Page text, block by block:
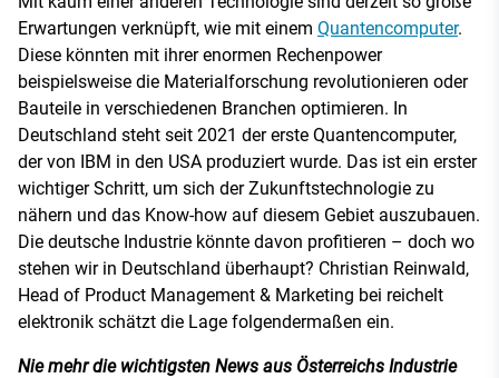
Erwartungen verknüpft, wie mit einem Quantencomputer.
Diese könnten mit ihrer enormen Rechenpower
beispielsweise die Materialforschung revolutionieren oder
Bauteile in verschiedenen Branchen optimieren. In
Deutschland steht seit 2021 der erste Quantencomputer,
der von IBM in den USA produziert wurde. Das ist ein erster
wichtiger Schritt, um sich der Zukunftstechnologie zu
nähern und das Know-how auf diesem Gebiet auszubauen.
Die deutsche Industrie könnte davon profitieren – doch wo
stehen wir in Deutschland überhaupt? Christian Reinwald,
Head of Product Management & Marketing bei reichelt
elektronik schätzt die Lage folgendermaßen ein.
Nie mehr die wichtigsten News aus Österreichs Industrie